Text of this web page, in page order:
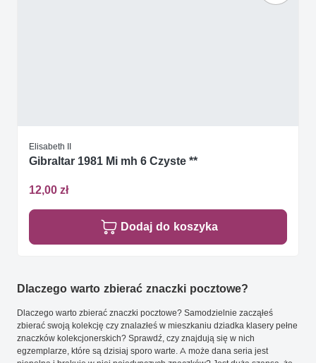
Elisabeth II
Gibraltar 1981 Mi mh 6 Czyste **
12,00 zł
Dodaj do koszyka
Dlaczego warto zbierać znaczki pocztowe?
Dlaczego warto zbierać znaczki pocztowe? Samodzielnie zacząłeś
zbierać swoją kolekcję czy znalazłeś w mieszkaniu dziadka klasery pełne
znaczków kolekcjonerskich? Sprawdź, czy znajdują się w nich
egzemplarze, które są dzisiaj sporo warte. A może dana seria jest